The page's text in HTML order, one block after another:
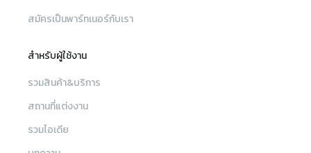
สมัครเป็นพาร์ทเนอร์กับเรา
สำหรับผู้ใช้งาน
รวมสินค้า&บริการ
สถานที่แต่งงาน
รวมไอเดีย